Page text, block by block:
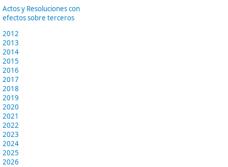
Actos y Resoluciones con
efectos sobre terceros
2012
2013
2014
2015
2016
2017
2018
2019
2020
2021
2022
2023
2024
2025
2026